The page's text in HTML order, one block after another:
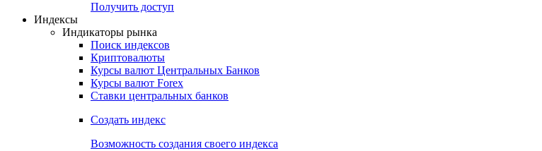
Получить доступ
Индексы
Индикаторы рынка
Поиск индексов
Криптовалюты
Курсы валют Центральных Банков
Курсы валют Forex
Ставки центральных банков
Создать индекс
Возможность создания своего индекса